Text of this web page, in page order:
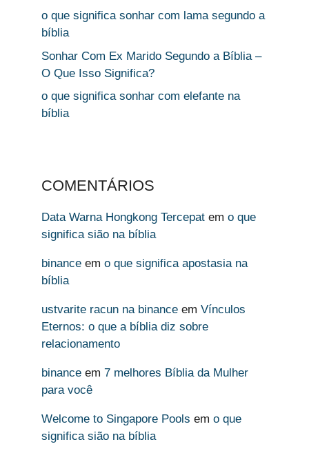
o que significa sonhar com lama segundo a
bíblia
Sonhar Com Ex Marido Segundo a Bíblia –
O Que Isso Significa?
o que significa sonhar com elefante na
bíblia
COMENTÁRIOS
Data Warna Hongkong Tercepat em o que
significa sião na bíblia
binance em o que significa apostasia na
bíblia
ustvarite racun na binance em Vínculos
Eternos: o que a bíblia diz sobre
relacionamento
binance em 7 melhores Bíblia da Mulher
para você
Welcome to Singapore Pools em o que
significa sião na bíblia